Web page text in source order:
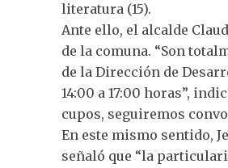
literatura (15).
Ante ello, el alcalde
de la comuna. “Son
de la Dirección de
14:00 a 17:00 horas”,
cupos, seguiremos
En este mismo sentido,
señaló que “la